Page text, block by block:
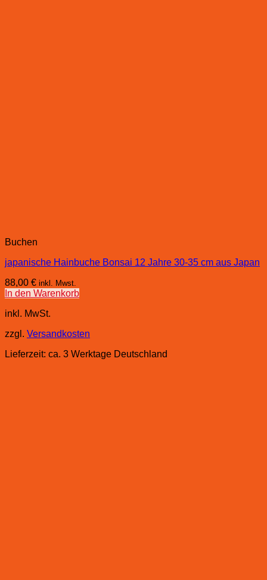
Buchen
japanische Hainbuche Bonsai 12 Jahre 30-35 cm aus Japan
88,00 € inkl. Mwst.
In den Warenkorb
inkl. MwSt.
zzgl. Versandkosten
Lieferzeit: ca. 3 Werktage Deutschland